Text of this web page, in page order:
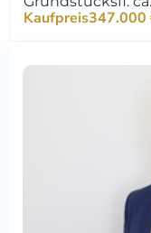
Kaufpreis347.000